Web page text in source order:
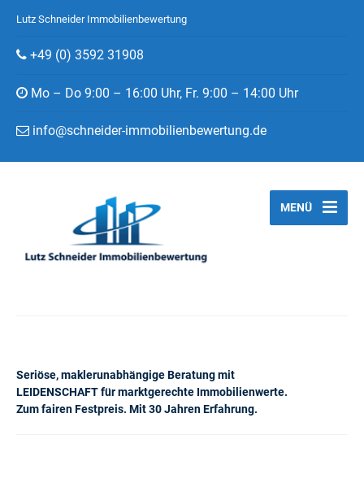
Lutz Schneider Immobilienbewertung
+49 (0) 3592 31908
Mo – Do 9:00 – 16:00 Uhr, Fr. 9:00 – 14:00 Uhr
info@schneider-immobilienbewertung.de
Seriöse, maklerunabhängige Beratung mit
LEIDENSCHAFT für marktgerechte Immobilienwerte.
Zum fairen Festpreis. Mit 30 Jahren Erfahrung.
MENÜ